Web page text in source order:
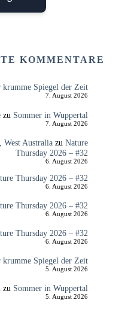
KOMMENTARE
krumme Spiegel der Zeit
7. August 2026
zu Sommer in Wuppertal
7. August 2026
Australiazu Nature
Thursday 2026 – #32
6. August 2026
Thursday 2026 – #32
6. August 2026
Thursday 2026 – #32
6. August 2026
Thursday 2026 – #32
6. August 2026
krumme Spiegel der Zeit
5. August 2026
zu Sommer in Wuppertal
5. August 2026